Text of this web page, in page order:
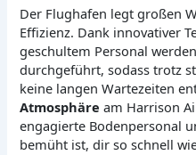
Der Flughafen legt großen
Effizienz. Dank innovativer
geschultem Personal
durchgeführt, sodass trotz
keine langen Wartezeiten
Atmosphäre am Harrison
engagierte Bodenpersonal
bemüht ist, dir so schnell